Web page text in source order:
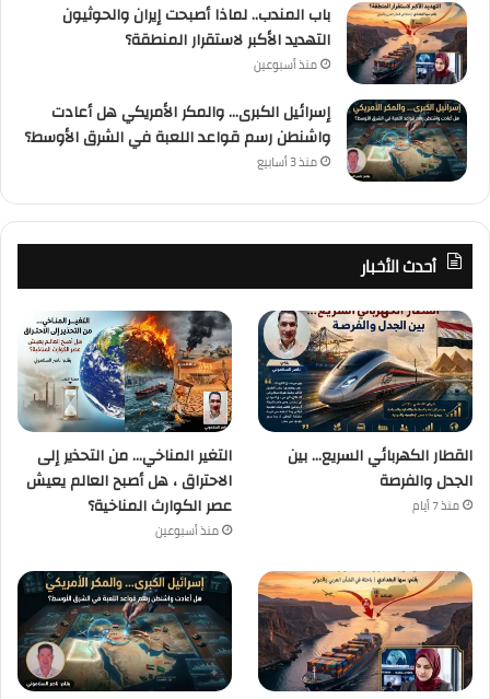
باب المندب.. لماذا أصبحت إيران والحوثيون
التهديد الأكبر لاستقرار المنطقة؟
منذ أسبوعين
إسرائيل الكبرى… والمكر الأمريكي هل أعادت
واشنطن رسم قواعد اللعبة في الشرق الأوسط؟
منذ 3 أسابيع
أحدث الأخبار
القطار الكهربائي السريع… بين
الجدل والفرصة
منذ 7 أيام
التغير المناخي… من التحذير إلى
الاحتراق ، هل أصبح العالم يعيش
عصر الكوارث المناخية؟
منذ أسبوعين